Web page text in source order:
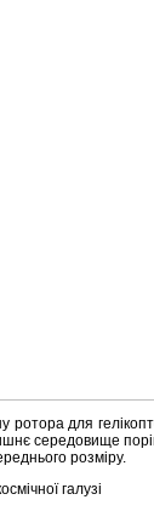
для
середовище
розміру.
галузі